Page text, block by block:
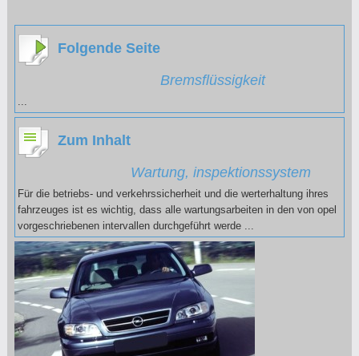
Folgende Seite
Bremsflüssigkeit
Zum Inhalt
Wartung, inspektionssystem
Für die betriebs- und verkehrssicherheit und die werterhaltung ihres
fahrzeuges ist es wichtig, dass alle wartungsarbeiten in den von opel
vorgeschriebenen intervallen durchgeführt werde ...